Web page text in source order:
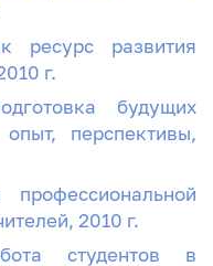
ресурс развития
г.
будущих
перспективы,
2010 г.
студентов в